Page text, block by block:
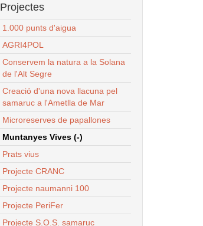
Projectes
1.000 punts d'aigua
AGRI4POL
Conservem la natura a la Solana
de l'Alt Segre
Creació d'una nova llacuna pel
samaruc a l'Ametlla de Mar
Microreserves de papallones
Muntanyes Vives (-)
Prats vius
Projecte CRANC
Projecte naumanni 100
Projecte PeriFer
Projecte S.O.S. samaruc